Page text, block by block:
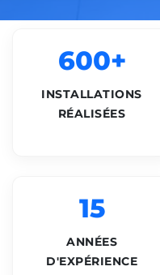
600+
INSTALLATIONS
RÉALISÉES
15
ANNÉES
D'EXPÉRIENCE